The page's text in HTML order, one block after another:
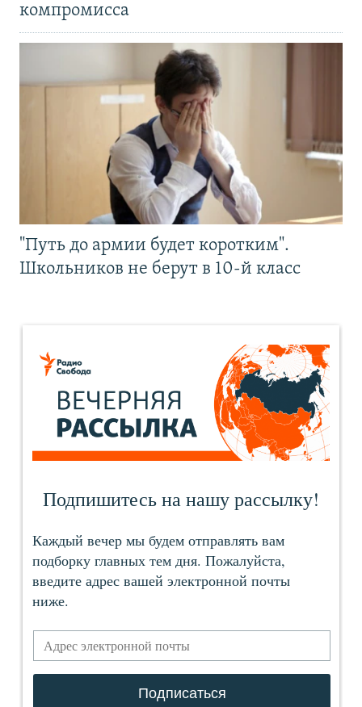
компромисса
"Путь до армии будет коротким".
Школьников не берут в 10-й класс